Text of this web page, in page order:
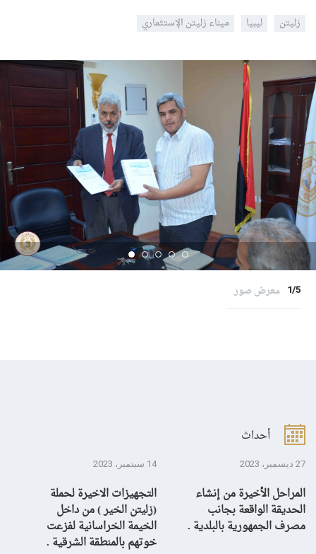
زليتن ليبيا ميناء زليتن الإستثماري
1/5 معرض صور
أحداث
27 ديسمبر، 2023
المراحل الأخيرة من إنشاء
الحديقة الواقعة بجانب
مصرف الجمهورية بالبلدية .
14 سبتمبر، 2023
التجهيزات الاخيرة لحملة
(زليتن الخير ) من داخل
الخيمة الخراسانية لفزعت
خوتهم بالمنطقة الشرقية .